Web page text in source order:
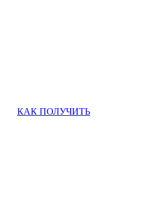
КАК ПОЛУЧИТЬ